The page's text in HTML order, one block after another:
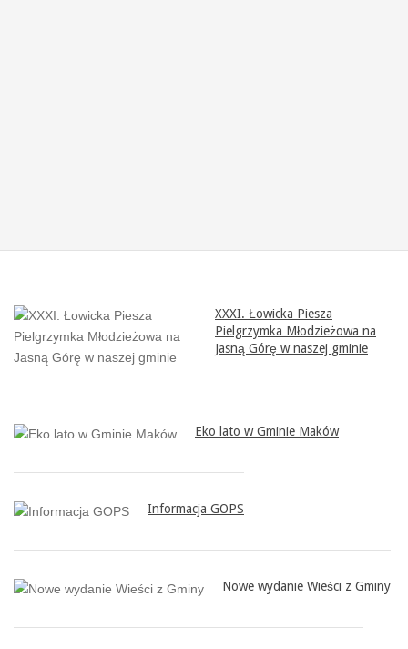
XXXI. Łowicka Piesza
Pielgrzymka Młodzieżowa na
Jasną Górę w naszej gminie
Eko lato w Gminie Maków
Informacja GOPS
Nowe wydanie Wieści z Gminy